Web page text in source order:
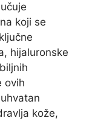
koji se
hijaluronske
ovih
kože,